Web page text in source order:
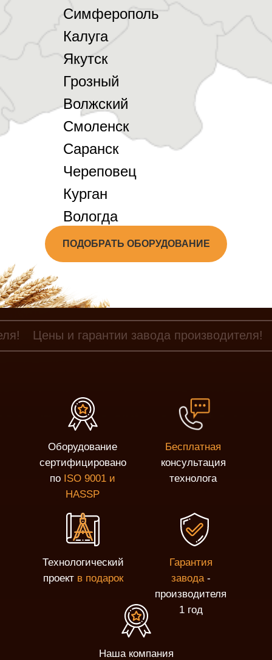
Симферополь
Калуга
Якутск
Грозный
Волжский
Смоленск
Саранск
Череповец
Курган
Вологда
ПОДОБРАТЬ ОБОРУДОВАНИЕ
Цены и гарантии завода производителя!
Оборудование
сертифицировано
по ISO 9001 и
HASSP
Наша компания
Бесплатная
консультация
технолога
Технологический
проект в подарок
Гарантия
завода-
производителя
1 год